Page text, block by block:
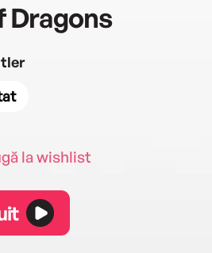
Dragons
la wishlist